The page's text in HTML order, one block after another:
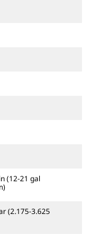
(12-21 gal
(2.175-3.625